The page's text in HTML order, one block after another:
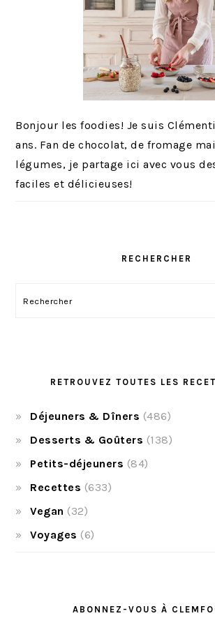
i
r
e
s
o
m
e
s
Bonjour les foodies! Je suis
ans. Fan de chocolat, de fromage
légumes, je partage ici avec vous
faciles et délicieuses!
RECHERCHER
Rechercher
RETROUVEZ TOUTES LES
Déjeuners & Dîners (486)
Desserts & Goûters (138)
Petits-déjeuners (84)
Recettes (633)
Vegan (32)
Voyages (6)
ABONNEZ-VOUS À